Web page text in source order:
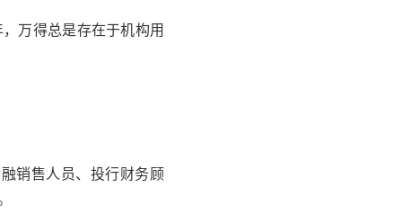
万得总是存在于机构用
销售人员、投行财务顾